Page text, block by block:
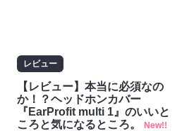
レビュー
【レビュー】本当に必須なの
か！？ヘッドホンカバー
『EarProfit multi 1』のいいと
ころと気になるところ。
New!!